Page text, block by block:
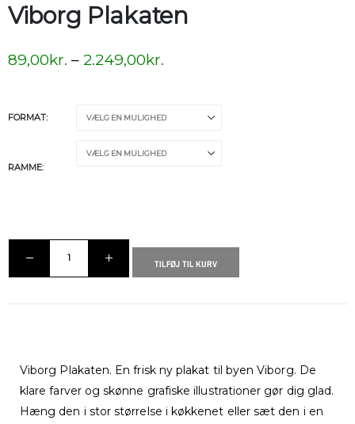
Viborg Plakaten
89,00kr. – 2.249,00kr.
FORMAT
RAMME
TILFØJ TIL KURV
Viborg Plakaten. En frisk ny plakat til byen Viborg. De
klare farver og skønne grafiske illustrationer gør dig glad.
Hæng den i stor størrelse i køkkenet eller sæt den i en